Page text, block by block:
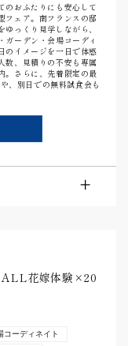
のおふたりにも安心して
フェア。南フランスの邸
っくり見学しながら、
ガーデン・会場コーディ
のイメージを一日で体感
数、見積りの不安も専属
。さらに、先着限定の最
、別日での無料試食会も
花嫁体験×20
コーディネイト